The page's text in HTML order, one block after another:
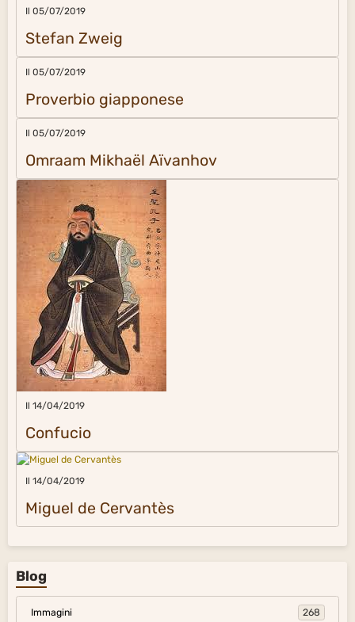
Il 05/07/2019
Stefan Zweig
Il 05/07/2019
Proverbio giapponese
Il 05/07/2019
Omraam Mikhaël Aïvanhov
Il 14/04/2019
Confucio
Il 14/04/2019
Miguel de Cervantès
Blog
Immagini 268